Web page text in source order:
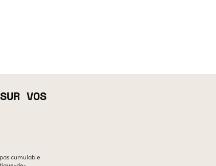
VOS
cumulable